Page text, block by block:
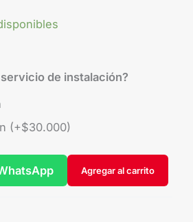
de instalación?
(+$30.000)
Agregar al carrito